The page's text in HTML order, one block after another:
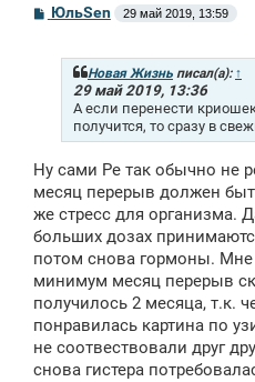
С
о
ЮльSen 29 май 2019, 13:59
Новая Жизнь писал(а): ↑
29 май 2019, 13:36
А если перенести
получится, то сразу в
Ну сами Ре так обычно не
месяц перерыв должен
же стресс для организма.
больших дозах
потом снова гормоны.
минимум месяц перерыв
получилось 2 месяца, т.к.
понравилась картина по
не соотвествовали друг
снова гистера